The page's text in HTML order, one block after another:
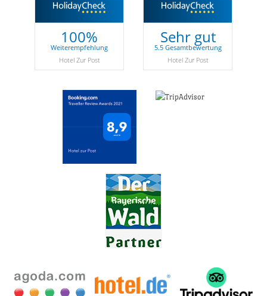
100%
Weiterempfehlung
Hotel Zur Post
Sehr gut
5.5 Gesamtbewertung
Hotel Zur Post